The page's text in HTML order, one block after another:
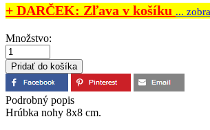
+ DARČEK: Zľava v košíku ...
Množstvo:
Podrobný popis
Hrúbka nohy 8x8 cm.